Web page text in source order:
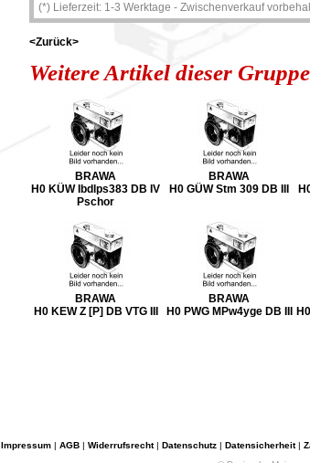
(*) Lieferzeit: 1-3 Werktage - Zwischenverkauf
<Zurück>
Weitere Artikel dieser Gruppe
BRAWA
H0 KÜW Ibdlps383 DB IV
Pschor
BRAWA
H0 GÜW Stm 309 DB III
BRAWA
H0 KEW Z [P] DB VTG III
BRAWA
H0 PWG MPw4yge DB III
Impressum| AGB| Widerrufsrecht| Datenschutz| Datensicherheit|